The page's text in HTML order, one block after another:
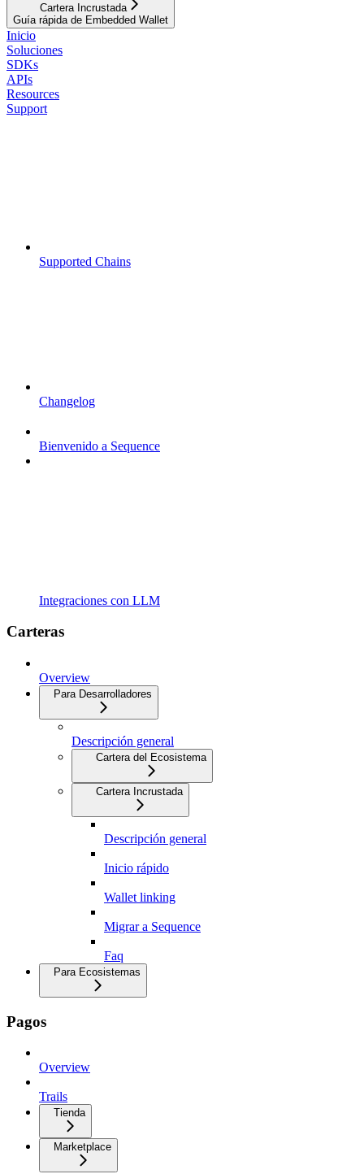
Cartera Incrustada
Guía rápida de Embedded Wallet
Inicio
Soluciones
SDKs
APIs
Resources
Support
Supported Chains
Changelog
Bienvenido a Sequence
Integraciones con LLM
Carteras
Overview
Para Desarrolladores
Descripción general
Cartera del Ecosistema
Cartera Incrustada
Descripción general
Inicio rápido
Wallet linking
Migrar a Sequence
Faq
Para Ecosistemas
Pagos
Overview
Trails
Tienda
Marketplace